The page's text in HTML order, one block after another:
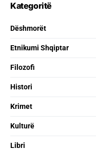
Kategoritë
Dëshmorët
Etnikumi Shqiptar
Filozofi
Histori
Krimet
Kulturë
Libri